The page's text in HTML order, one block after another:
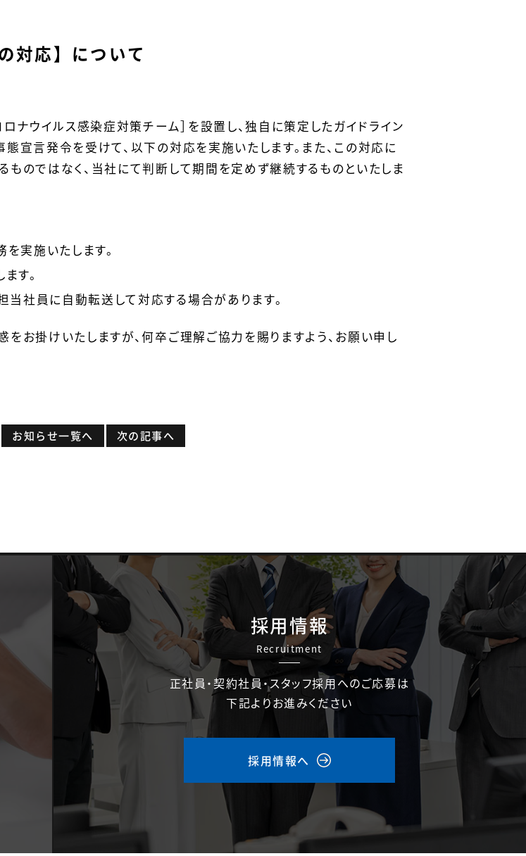
対応】について
ウイルス感染症対策チーム］を設置し、独自に策定したガイドライン
宣言発令を受けて、以下の対応を実施いたします。また、この対応に
のではなく、当社にて判断して期間を定めず継続するものといたしま
実施いたします。
す。
当社員に自動転送して対応する場合があります。
お掛けいたしますが、何卒ご理解ご協力を賜りますよう、お願い申し
お知らせ一覧へ 次の記事へ
採用情報
Recruitment
正社員・契約社員・スタッフ採用へのご応募は
下記よりお進みください
採用情報へ